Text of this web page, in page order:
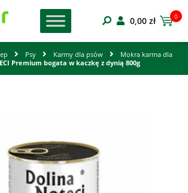
0,00 zł 0
Psy Karmy dla psów
Mokra karma dla
Premium bogata w kaczkę z dynią 800g